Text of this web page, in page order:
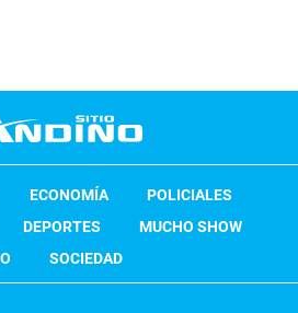
ECONOMÍA
POLICIALES
DEPORTES
MUCHO SHOW
SOCIEDAD